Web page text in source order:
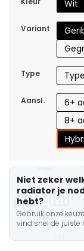
Wit
Variant
Type Type
Aansl.
6+
8+
Niet zeker
radiator je
hebt?
Gebruik onze
vind snel de juiste